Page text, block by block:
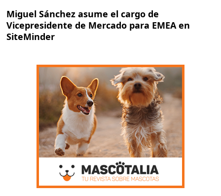
Miguel Sánchez asume el cargo de
Vicepresidente de Mercado para EMEA en
SiteMinder